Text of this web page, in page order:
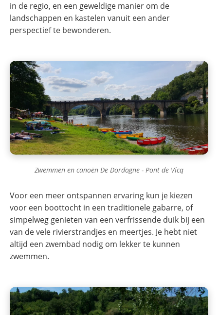
in de regio, en een geweldige manier om de
landschappen en kastelen vanuit een ander
perspectief te bewonderen.
Zwemmen en canoën De Dordogne - Pont de Vicq
Voor een meer ontspannen ervaring kun je kiezen
voor een boottocht in een traditionele gabarre, of
simpelweg genieten van een verfrissende duik bij een
van de vele rivierstrandjes en meertjes. Je hebt niet
altijd een zwembad nodig om lekker te kunnen
zwemmen.